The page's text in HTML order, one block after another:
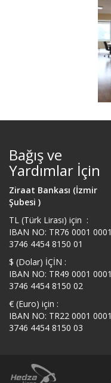
Bağış ve
Yardımlar İçin
Ziraat Bankası (İzmir
Şubesi )
TL (Türk Lirası) için :
IBAN NO: TR76 0001 0001
3746 4454 8150 01
$ (Dolar) İÇİN :
IBAN NO: TR49 0001 0001
3746 4454 8150 02
€ (Euro) için :
IBAN NO: TR22 0001 0001
3746 4454 8150 03